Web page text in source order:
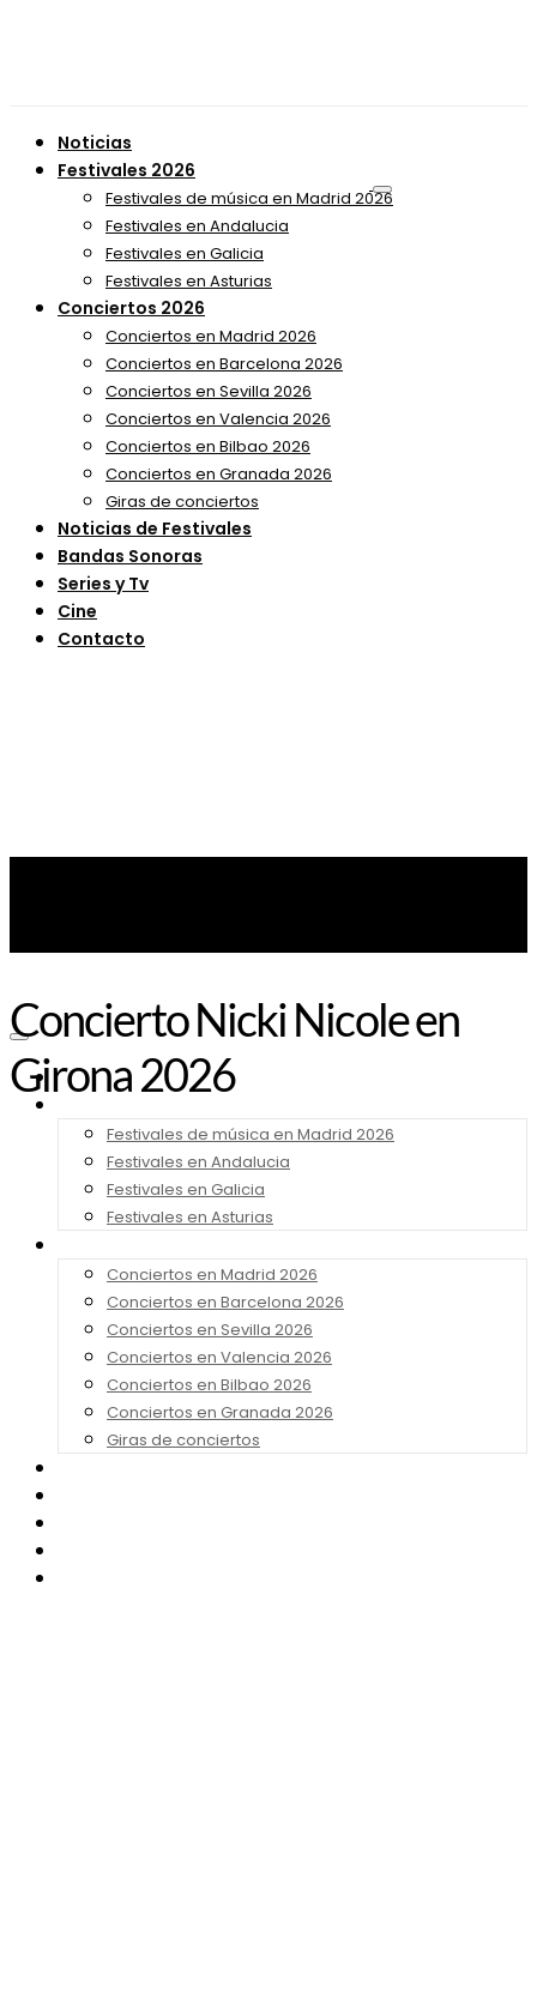
Noticias
Festivales 2026
Festivales de música en Madrid 2026
Festivales en Andalucia
Festivales en Galicia
Festivales en Asturias
Conciertos 2026
Conciertos en Madrid 2026
Conciertos en Barcelona 2026
Conciertos en Sevilla 2026
Conciertos en Valencia 2026
Conciertos en Bilbao 2026
Conciertos en Granada 2026
Giras de conciertos
Noticias de Festivales
Bandas Sonoras
Series y Tv
Cine
Contacto
Noticias
Festivales de música en Madrid 2026
Festivales en Andalucia
Festivales en Galicia
Festivales en Asturias
Conciertos en Madrid 2026
Conciertos en Barcelona 2026
Conciertos en Sevilla 2026
Conciertos en Valencia 2026
Conciertos en Bilbao 2026
Conciertos en Granada 2026
Giras de conciertos
Concierto Nicki Nicole en
Girona 2026